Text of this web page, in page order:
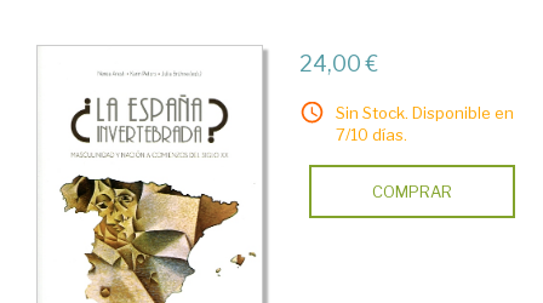
24,00 €
Sin Stock. Disponible en
7/10 días.
COMPRAR